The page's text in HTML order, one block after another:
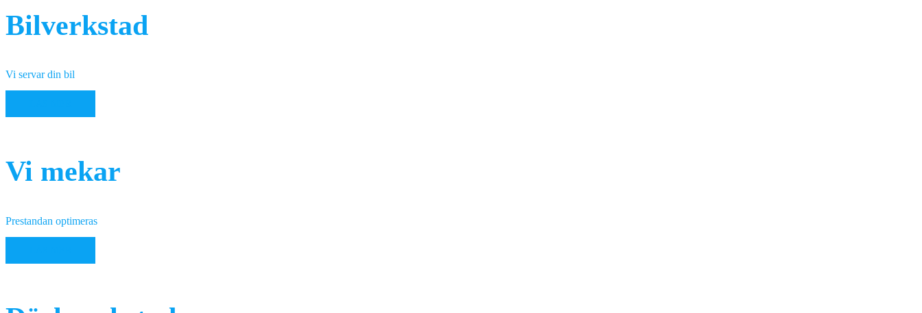
Bilverkstad
Vi servar din bil
Vi mekar
Prestandan optimeras